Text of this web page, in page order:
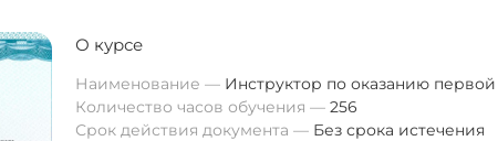
О курсе
Наименование
Инструктор по оказанию
Количество часов обучения
256
Срок действия документа
Без срока истечения